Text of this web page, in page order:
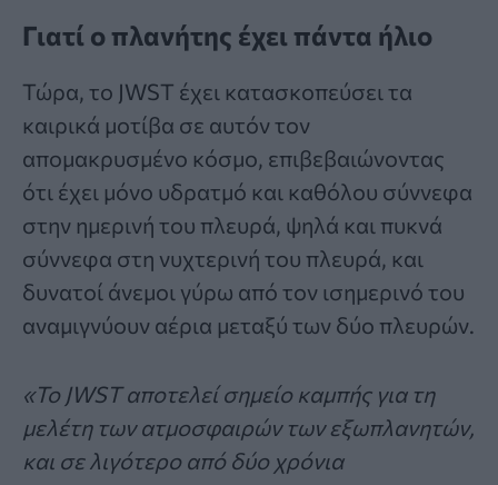
Γιατί ο πλανήτης έχει πάντα ήλιο
Τώρα, το JWST έχει κατασκοπεύσει τα
καιρικά μοτίβα σε αυτόν τον
απομακρυσμένο κόσμο, επιβεβαιώνοντας
ότι έχει μόνο υδρατμό και καθόλου σύννεφα
στην ημερινή του πλευρά, ψηλά και πυκνά
σύννεφα στη νυχτερινή του πλευρά, και
δυνατοί άνεμοι γύρω από τον ισημερινό του
αναμιγνύουν αέρια μεταξύ των δύο πλευρών.
«Το JWST αποτελεί σημείο καμπής για τη
μελέτη των ατμοσφαιρών των εξωπλανητών,
και σε λιγότερο από δύο χρόνια